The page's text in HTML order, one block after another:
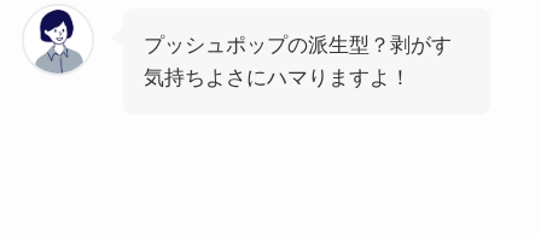
プッシュポップの派生型？剥がす
気持ちよさにハマりますよ！